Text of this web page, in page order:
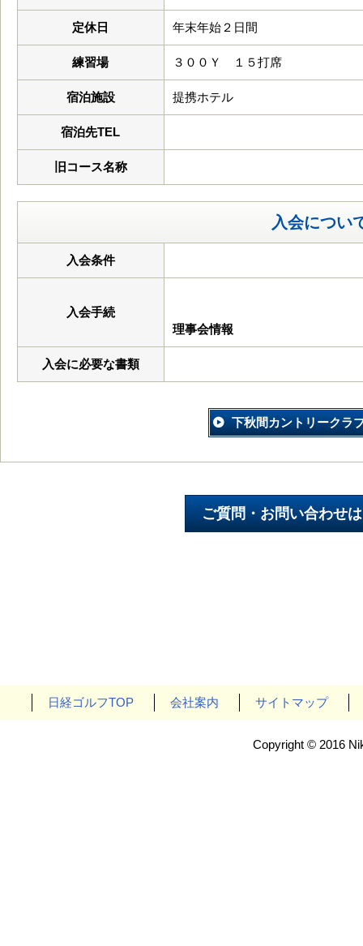
定休日 年末年始２日間
練習場 ３００Ｙ １５打席
宿泊施設 提携ホテル
宿泊先TEL
旧コース名称
入会につい
入会条件
入会手続
理事会情報
入会に必要な書類
下秋間カントリークラ
日経ゴルフTOP 会社案内 サイトマップ
Copyright © 2016